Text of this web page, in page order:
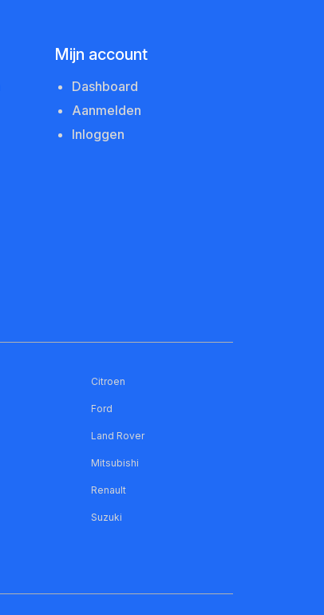
Mijn account
Dashboard
Aanmelden
Inloggen
Citroen
Ford
Land Rover
Mitsubishi
Renault
Suzuki